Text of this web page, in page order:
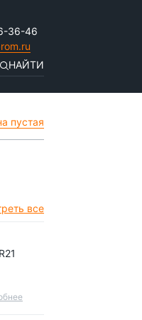
36-46
НАЙТИ
пустая
все